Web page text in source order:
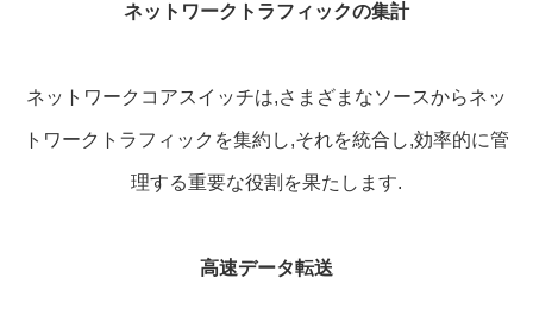
ネットワークトラフィックの集計
ネットワークコアスイッチは,さまざまなソースからネッ
トワークトラフィックを集約し,それを統合し,効率的に管
理する重要な役割を果たします.
高速データ転送